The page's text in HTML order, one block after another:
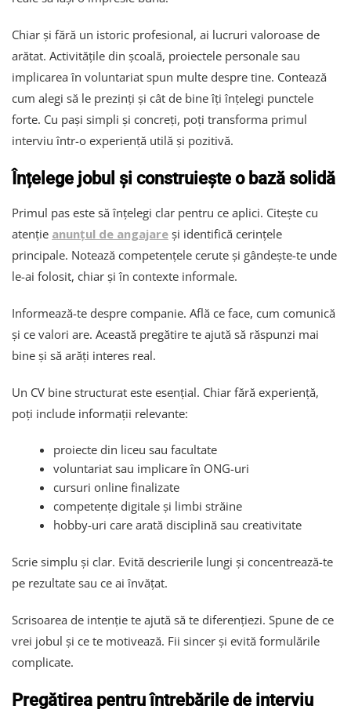
Chiar și fără un istoric profesional, ai lucruri valoroase de
arătat. Activitățile din școală, proiectele personale sau
implicarea în voluntariat spun multe despre tine. Contează
cum alegi să le prezinți și cât de bine îți înțelegi punctele
forte. Cu pași simpli și concreți, poți transforma primul
interviu într-o experiență utilă și pozitivă.
Înțelege jobul și construiește o bază solidă
Primul pas este să înțelegi clar pentru ce aplici. Citește cu
atenție anunțul de angajare și identifică cerințele
principale. Notează competențele cerute și gândește-te unde
le-ai folosit, chiar și în contexte informale.
Informează-te despre companie. Află ce face, cum comunică
și ce valori are. Această pregătire te ajută să răspunzi mai
bine și să arăți interes real.
Un CV bine structurat este esențial. Chiar fără experiență,
poți include informații relevante:
proiecte din liceu sau facultate
voluntariat sau implicare în ONG-uri
cursuri online finalizate
competențe digitale și limbi străine
hobby-uri care arată disciplină sau creativitate
Scrie simplu și clar. Evită descrierile lungi și concentrează-te
pe rezultate sau ce ai învățat.
Scrisoarea de intenție te ajută să te diferențiezi. Spune de ce
vrei jobul și ce te motivează. Fii sincer și evită formulările
complicate.
Pregătirea pentru întrebările de interviu